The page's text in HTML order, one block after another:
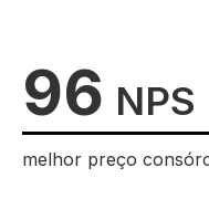
96 NPS
melhor preço